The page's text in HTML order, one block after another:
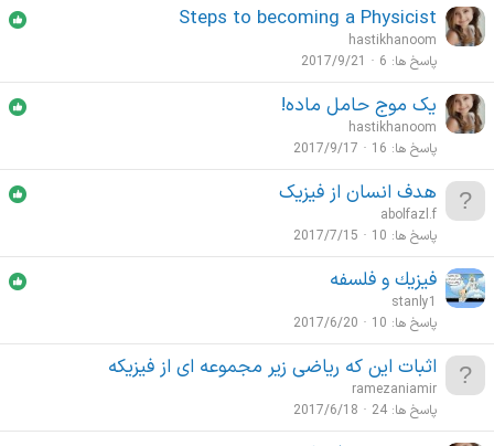
Steps to becoming a Physicist
hastikhanoom
پاسخ ها 6
2017/9/21
یک موج حامل ماده!
hastikhanoom
پاسخ ها 16
2017/9/17
هدف انسان از فیزیک
abolfazl.f
پاسخ ها 10
2017/7/15
فيزيك و فلسفه
stanly1
پاسخ ها 10
2017/6/20
اثبات این که ریاضی زیر مجموعه ای از فیزیکه
ramezaniamir
پاسخ ها 24
2017/6/18